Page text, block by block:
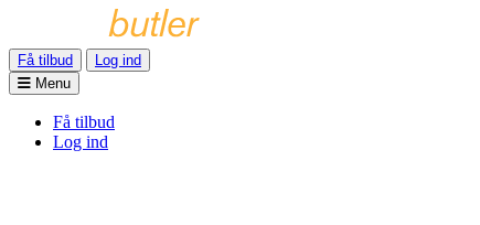
Få tilbud
Log ind
Menu
Få tilbud
Log ind